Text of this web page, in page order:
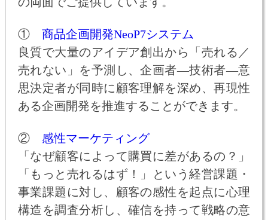
① 商品企画開発NeoP7システム
良質で大量のアイデア創出から「売れる／
売れない」を予測し、企画者―技術者―意
思決定者が同時に顧客理解を深め、再現性
ある企画開発を推進することができます。
② 感性マーケティング
「なぜ顧客によって購買に差があるの？」
「もっと売れるはず！」という経営課題・
事業課題に対し、顧客の感性を起点に心理
構造を調査分析し、確信を持って戦略の意